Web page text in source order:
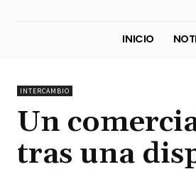
INTERCAMBIO
Un
tras una